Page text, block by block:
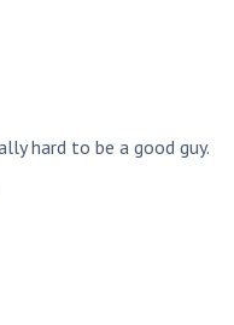
hard to be a good guy.